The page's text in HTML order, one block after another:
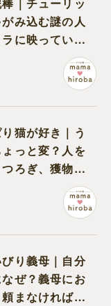
棒｜チューリッ
み込む謎の人
に映っていた
り猫が好き｜う
っと変？人を
ろぎ、獲物に
い鋼のハート
びり義母｜自分
ぜ？義母にお
まなければな